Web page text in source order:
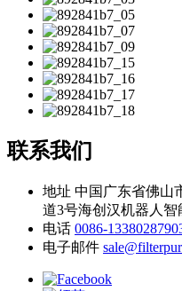
联系我们
地址 中国广东省佛山
道3号海创汉机器人
电话 0086-
电子邮件